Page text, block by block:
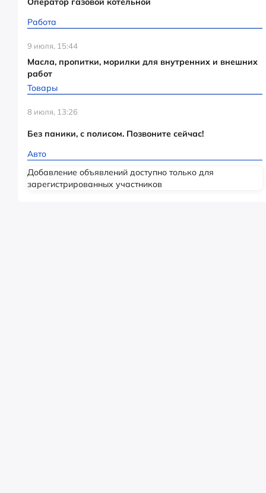
Работа
9 июля, 15:44
Масла, пропитки, морилки для внутренних и внешних
работ
Товары
8 июля, 13:26
Без паники, с полисом. Позвоните сейчас!
Авто
Добавление объявлений доступно только для
зарегистрированных участников